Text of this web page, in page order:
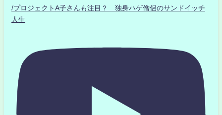
/プロジェクトA子さんも注目？ 独身ハゲ僧侶のサンドイッチ
人生